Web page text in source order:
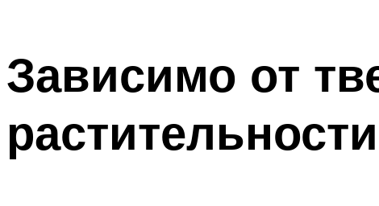
Зависимо от